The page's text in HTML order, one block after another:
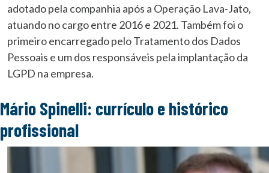
adotado pela companhia após a Operação Lava-Jato,
atuando no cargo entre 2016 e 2021. Também foi o
primeiro encarregado pelo Tratamento dos Dados
Pessoais e um dos responsáveis pela implantação da
LGPD na empresa.
Mário Spinelli: currículo e histórico
profissional